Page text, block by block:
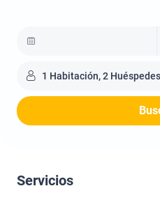
1 Habitación, 2 Huéspedes
Servicios